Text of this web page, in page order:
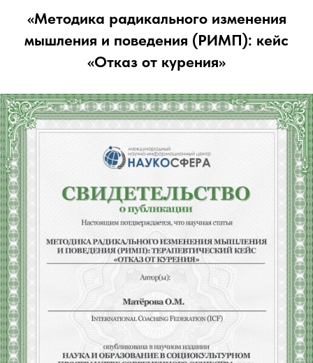
«Методика радикального изменения
мышления и поведения (РИМП): кейс
«Отказ от курения»